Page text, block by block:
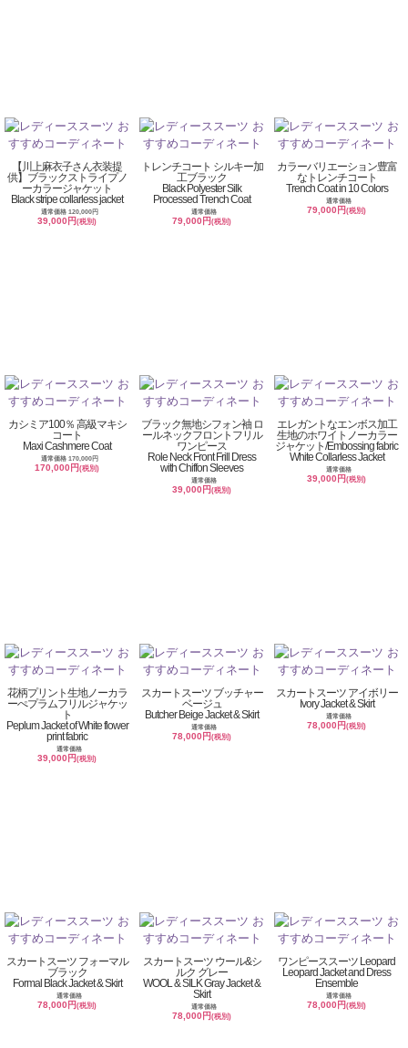
【川上麻衣子さん衣装提
供】ブラックストライプノ
ーカラージャケット
Black stripe collarless jacket
通常価格 120,000円
39,000円(税別)
トレンチコート シルキー加
工ブラック
Black Polyester Silk
Processed Trench Coat
通常価格
79,000円(税別)
カラーバリエーション豊富
なトレンチコート
Trench Coat in 10 Colors
通常価格
79,000円(税別)
カシミア100％ 高級マキシ
コート
Maxi Cashmere Coat
通常価格 170,000円
170,000円(税別)
ブラック無地シフォン袖 ロ
ールネックフロントフリル
ワンピース
Role Neck Front Frill Dress
with Chiffon Sleeves
通常価格
39,000円(税別)
エレガントなエンボス加工
生地のホワイトノーカラー
ジャケット/Embossing fabric
White Collarless Jacket
通常価格
39,000円(税別)
花柄プリント生地ノーカラ
ーぺプラムフリルジャケッ
ト
Peplum Jacket of White flower
print fabric
通常価格
39,000円(税別)
スカートスーツ ブッチャー
ベージュ
Butcher Beige Jacket & Skirt
通常価格
78,000円(税別)
スカートスーツ アイボリー
Ivory Jacket & Skirt
通常価格
78,000円(税別)
スカートスーツ フォーマル
ブラック
Formal Black Jacket & Skirt
通常価格
78,000円(税別)
スカートスーツ ウール&シ
ルク グレー
WOOL & SILK Gray Jacket &
Skirt
通常価格
78,000円(税別)
ワンピーススーツ Leopard
Leopard Jacket and Dress
Ensemble
通常価格
78,000円(税別)